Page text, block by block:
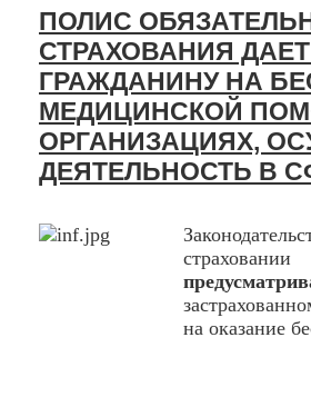
ПОЛИС
СТРАХОВАНИЯ
ГРАЖДАНИНУ НА
МЕДИЦИНСКОЙ
ОРГАНИЗАЦИЯХ,
ДЕЯТЕЛЬНОСТЬ В
на оказание